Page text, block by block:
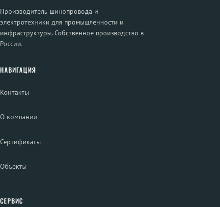
Производитель шинопровода и
электротехники для промышленности и
инфраструктуры. Собственное производство в
России.
НАВИГАЦИЯ
Контакты
О компании
Сертификаты
Объекты
СЕРВИС